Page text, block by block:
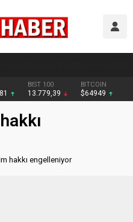
BIST 100
13.779,39
BITCOIN
$64949
hakkı engelleniyor